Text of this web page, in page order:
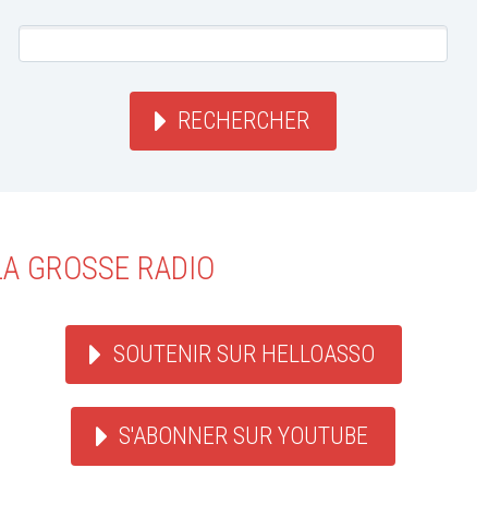
RECHERCHER
GROSSE RADIO
SOUTENIR SUR HELLOASSO
S'ABONNER SUR YOUTUBE